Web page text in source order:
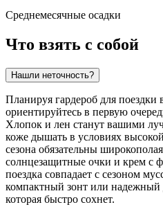
Среднемесячные осадки
Что взять с собой
Нашли неточность?
Планируя гардероб для поездки
ориентируйтесь в первую
Хлопок и лен станут вашими
коже дышать в условиях
сезона обязательны
солнцезащитные очки и крем с
поездка совпадает с сезоном
компактный зонт или надежный
которая быстро сохнет.